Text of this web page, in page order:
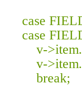
case
case
v->item
v->item
break;